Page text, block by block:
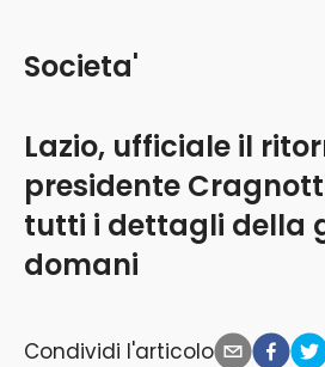
Lazio, ufficiale il
presidente
tutti i dettagli della
domani
Societa'
Condividi l'articolo